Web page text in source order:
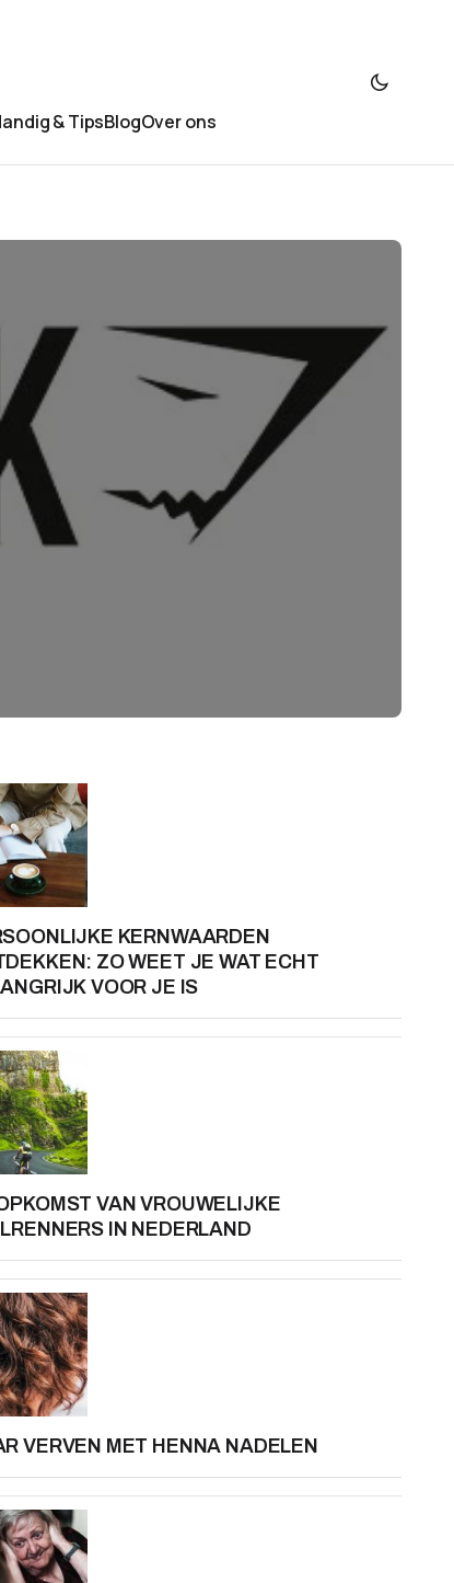
& TipsBlogOver ons
KERNWAARDEN
ZO WEET JE WAT ECHT
VOOR JE IS
VAN VROUWELIJKE
IN NEDERLAND
VERVEN MET HENNA NADELEN